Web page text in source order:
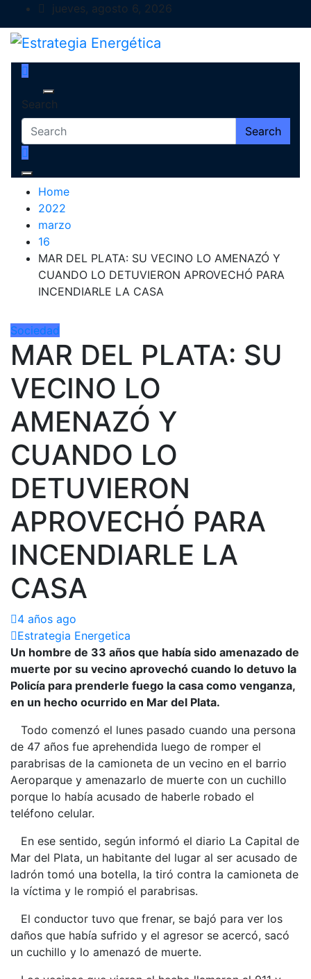
to
content
jueves, agosto 6, 2026
Estrategia Energética
Magazine de Debate
Search
Search
Home
2022
marzo
16
MAR DEL PLATA: SU VECINO LO AMENAZÓ Y
CUANDO LO DETUVIERON APROVECHÓ PARA
INCENDIARLE LA CASA
Sociedad
MAR DEL PLATA: SU
VECINO LO
AMENAZÓ Y
CUANDO LO
DETUVIERON
APROVECHÓ PARA
INCENDIARLE LA
CASA
4 años ago
Estrategia Energetica
Un hombre de 33 años que había sido amenazado de
muerte por su vecino aprovechó cuando lo detuvo la
Policía para prenderle fuego la casa como venganza,
en un hecho ocurrido en Mar del Plata.
Todo comenzó el lunes pasado cuando una persona
de 47 años fue aprehendida luego de romper el
parabrisas de la camioneta de un vecino en el barrio
Aeroparque y amenazarlo de muerte con un cuchillo
porque lo había acusado de haberle robado el
teléfono celular.
En ese sentido, según informó el diario La Capital de
Mar del Plata, un habitante del lugar al ser acusado de
ladrón tomó una botella, la tiró contra la camioneta de
la víctima y le rompió el parabrisas.
El conductor tuvo que frenar, se bajó para ver los
daños que había sufrido y el agresor se acercó, sacó
un cuchillo y lo amenazó de muerte.